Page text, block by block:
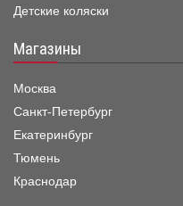
Детские коляски
Магазины
Москва
Санкт-Петербург
Екатеринбург
Тюмень
Краснодар